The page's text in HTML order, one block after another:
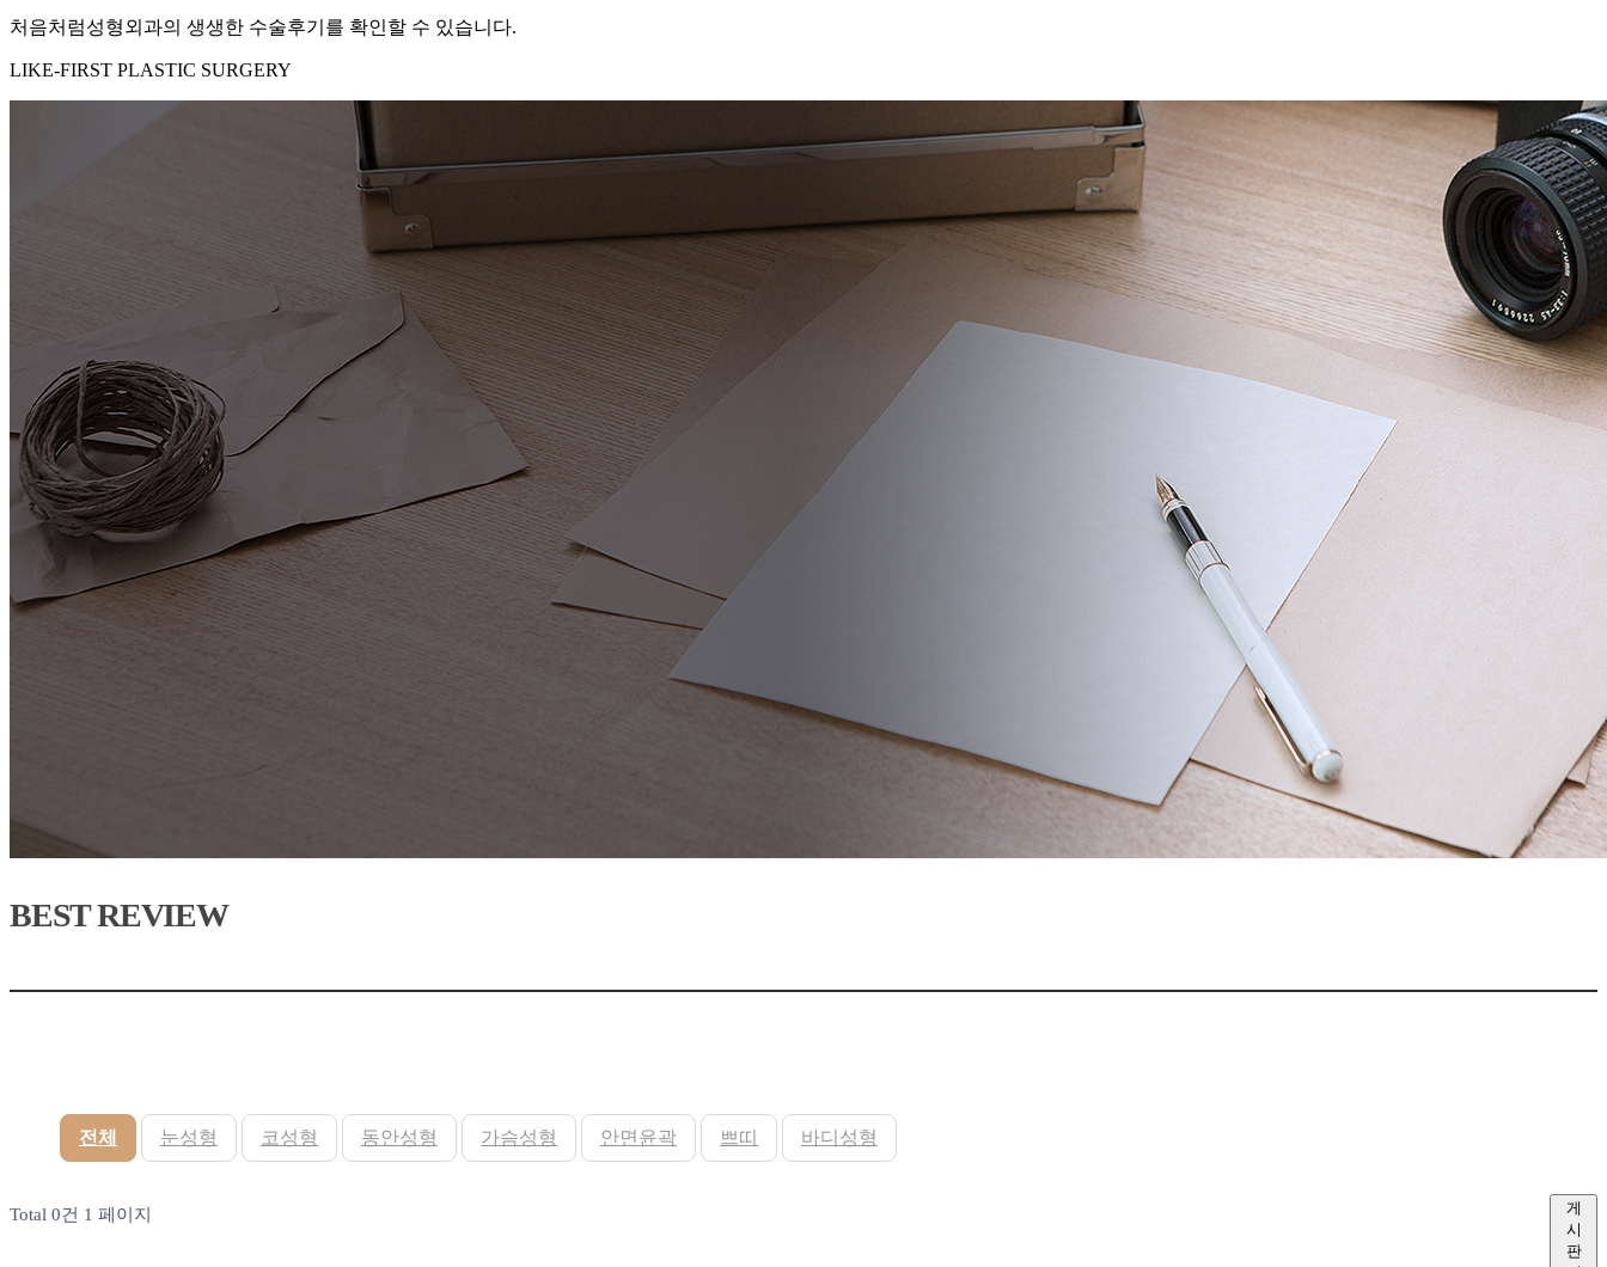
처음처럼성형외과의 생생한 수술후기를 확인할 수 있습니다.
LIKE-FIRST PLASTIC SURGERY
BEST REVIEW
전체 눈성형 코성형 동안성형 가슴성형 안면윤곽 쁘띠 바디성형
Total 0건 1 페이지
게
시
판